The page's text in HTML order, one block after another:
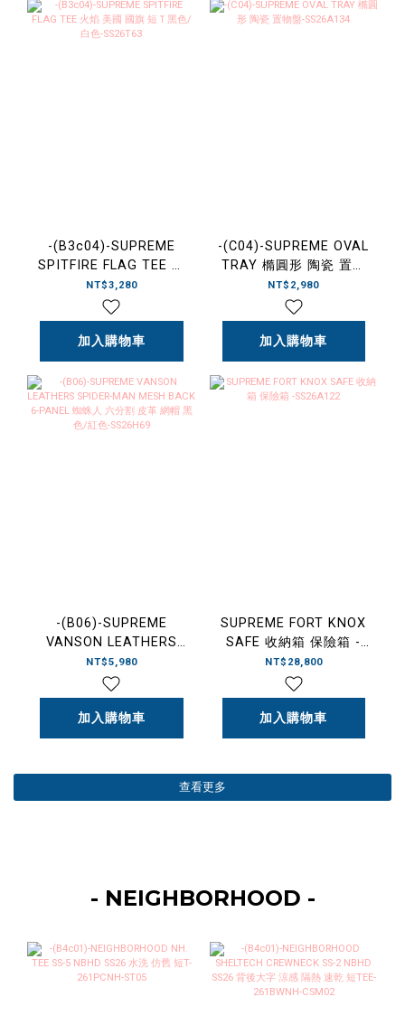
-(B3c04)-SUPREME
SPITFIRE FLAG TEE 火
焰 美國 國旗 短Ｔ黑色/
白色-SS26T63
NT$3,280
加入購物車
-(C04)-SUPREME OVAL
TRAY 橢圓形 陶瓷 置物
盤-SS26A134
NT$2,980
加入購物車
-(B06)-SUPREME
VANSON LEATHERS
SPIDER-MAN MESH
BACK 6-PANEL 蜘蛛人
六分割 皮革 網帽 黑色/
紅色-SS26H69
NT$5,980
加入購物車
SUPREME FORT KNOX
SAFE 收納箱 保險箱 -
SS26A122
NT$28,800
加入購物車
查看更多
- NEIGHBORHOOD -